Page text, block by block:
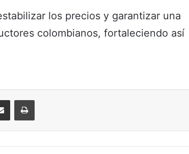
los precios y garantizar una
colombianos, fortaleciendo así
Compartir por correo electrónicoImprimir